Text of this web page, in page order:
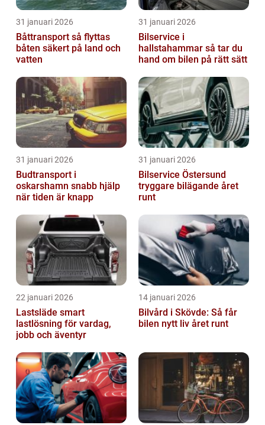
31 januari 2026
Båttransport så flyttas
båten säkert på land och
vatten
31 januari 2026
Bilservice i
hallstahammar så tar du
hand om bilen på rätt sätt
31 januari 2026
Budtransport i
oskarshamn snabb hjälp
när tiden är knapp
31 januari 2026
Bilservice Östersund
tryggare bilägande året
runt
22 januari 2026
Lastsläde smart
lastlösning för vardag,
jobb och äventyr
14 januari 2026
Bilvård i Skövde: Så får
bilen nytt liv året runt